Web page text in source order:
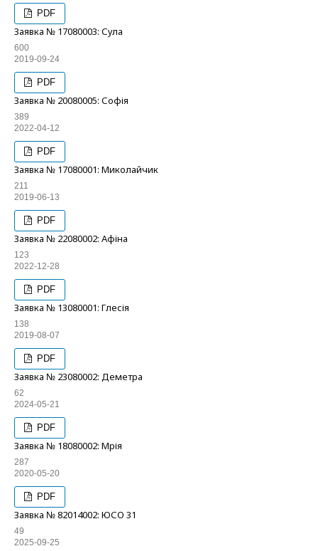
PDF
Заявка № 17080003: Сула
600
2019-09-24
PDF
Заявка № 20080005: Софія
389
2022-04-12
PDF
Заявка № 17080001: Миколайчик
211
2019-06-13
PDF
Заявка № 22080002: Афіна
123
2022-12-28
PDF
Заявка № 13080001: Глесія
138
2019-08-07
PDF
Заявка № 23080002: Деметра
62
2024-05-21
PDF
Заявка № 18080002: Мрія
287
2020-05-20
PDF
Заявка № 82014002: ЮСО 31
49
2025-09-25